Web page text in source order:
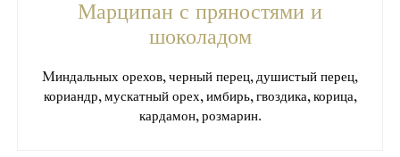
Марципан с пряностями и
шоколадом
Mиндальных орехов, черный перец, душистый перец,
кориандр, мускатный орех, имбирь, гвоздика, корица,
кардамон, розмарин.